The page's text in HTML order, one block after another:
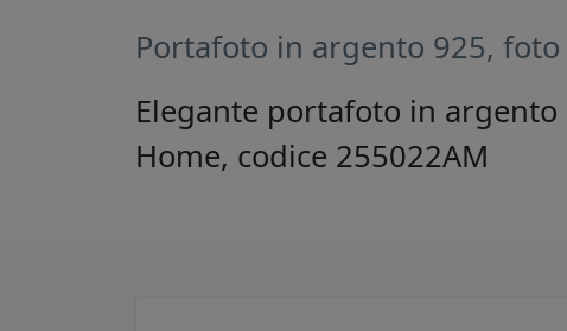
Portafoto in argento 925,
Elegante portafoto in
Home, codice 255022AM